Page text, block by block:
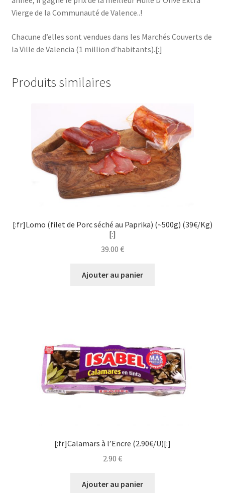
Vierge de la Communauté de Valence..!
Chacune d’elles sont vendues dans les Marchés Couverts de
la Ville de Valencia (1 million d’habitants).[:]
Produits similaires
[:fr]Lomo (filet de Porc séché au Paprika) (~500g) (39€/Kg)
[:]
39.00 €
Ajouter au panier
[:fr]Calamars à l’Encre (2.90€/U)[:]
2.90 €
Ajouter au panier